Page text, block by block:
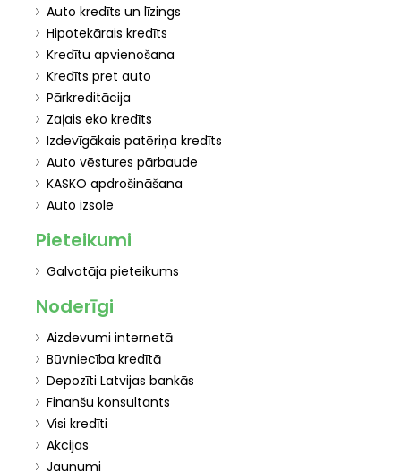
Auto kredīts un līzings
Hipotekārais kredīts
Kredītu apvienošana
Kredīts pret auto
Pārkreditācija
Zaļais eko kredīts
Izdevīgākais patēriņa kredīts
Auto vēstures pārbaude
KASKO apdrošināšana
Auto izsole
Pieteikumi
Galvotāja pieteikums
Noderīgi
Aizdevumi internetā
Būvniecība kredītā
Depozīti Latvijas bankās
Finanšu konsultants
Visi kredīti
Akcijas
Jaunumi